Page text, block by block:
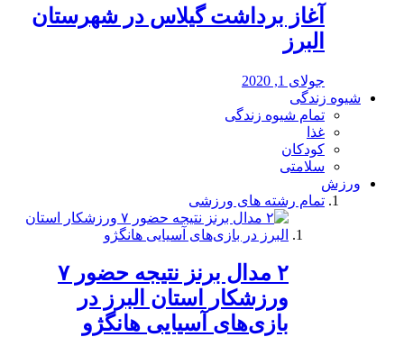
آغاز برداشت گیلاس در شهرستان
البرز
جولای 1, 2020
شیوه زندگی
تمام شیوه زندگی
غذا
کودکان
سلامتی
ورزش
تمام رشته های ورزشی
۲ مدال برنز نتیجه حضور ۷
ورزشکار استان البرز در
بازی‌های آسیایی هانگژو